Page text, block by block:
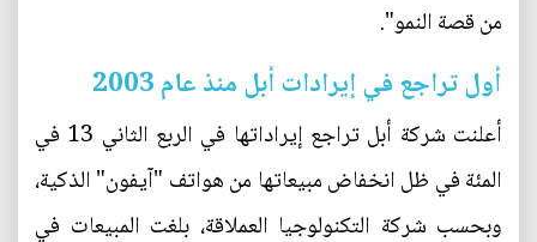
من قصة النمو".
أول تراجع في إيرادات أبل منذ عام 2003
أعلنت شركة أبل تراجع إيراداتها في الربع الثاني 13 في
المئة في ظل انخفاض مبيعاتها من هواتف "آيفون" الذكية،
وبحسب شركة التكنولوجيا العملاقة، بلغت المبيعات في